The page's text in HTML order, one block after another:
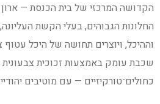
הקדושה המרכזי של בית הכנסת —
החלונות הגבוהים, בעלי הקשת
וההיכל, ויוצרים תחושה של היכל
שכבת עומק באמצעות זכוכית צבעונית
כחולים־טורקיזיים — עם מוטיבים